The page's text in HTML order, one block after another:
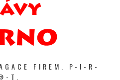
FIREM. P-I-R-
T.